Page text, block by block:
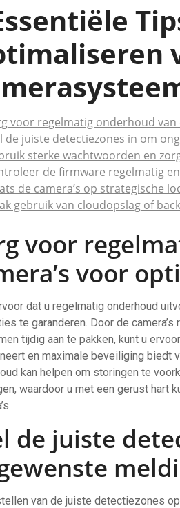
voor regelmatig onderhoud
de juiste detectiezones in om
sterke wachtwoorden en
de firmware regelmatig
de camera’s op strategische
gebruik van cloudopslag of
voor
voor
dat u regelmatig onderhoud
te garanderen. Door de
tijdig aan te pakken, kunt u
en maximale beveiliging biedt
kan helpen om storingen te
waardoor u met een gerust hart
de juiste
van de juiste detectiezones